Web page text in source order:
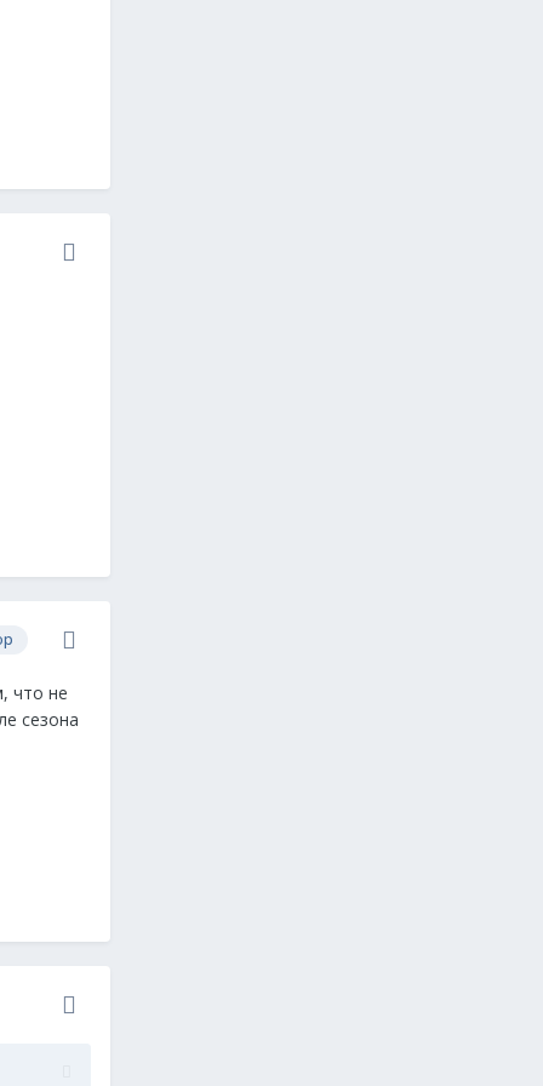
что не
сезона